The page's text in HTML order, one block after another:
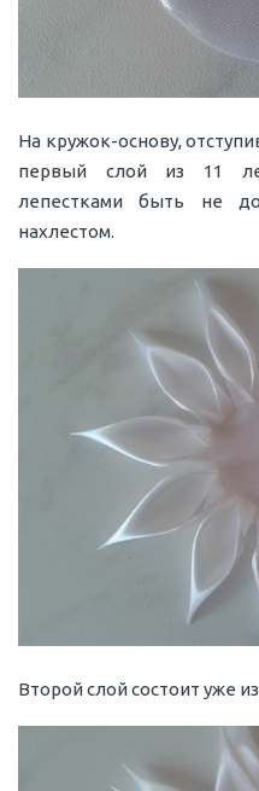
На кружок-основу,
первый слой из 11
лепестками быть не
нахлестом.
Второй слой состоит уже